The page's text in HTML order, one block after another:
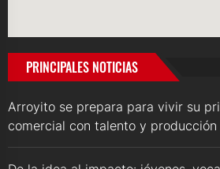
PRINCIPALES NOTICIAS
Arroyito se prepara para vivir su
comercial con talento y producción